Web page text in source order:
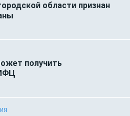
области признан
получить